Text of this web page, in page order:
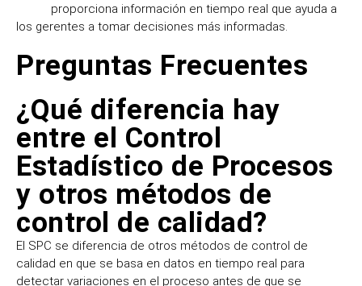
proporciona información en tiempo real que ayuda a
los gerentes a tomar decisiones más informadas.
Preguntas Frecuentes
¿Qué diferencia hay
entre el Control
Estadístico de Procesos
y otros métodos de
control de calidad?
El SPC se diferencia de otros métodos de control de
calidad en que se basa en datos en tiempo real para
detectar variaciones en el proceso antes de que se